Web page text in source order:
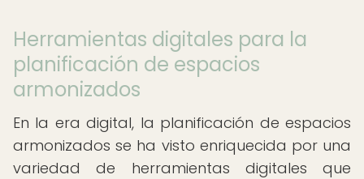
Herramientas digitales para la
planificación de espacios
armonizados
En la era digital, la planificación de espacios
armonizados se ha visto enriquecida por una
variedad de herramientas digitales que